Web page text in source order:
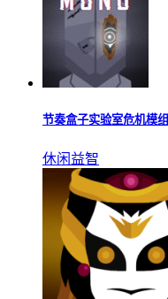
节奏盒子实验室危机模组
休闲益智